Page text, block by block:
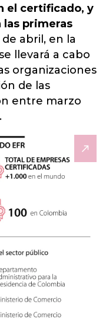
el certificado, y
las primeras
de abril, en la
llevará a cabo
organizaciones
de las
entre marzo